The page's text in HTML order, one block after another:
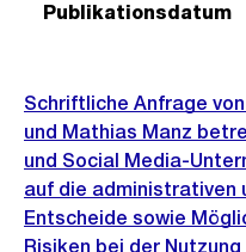
Publikationsdatum
Schriftliche Anfrage
und Mathias Manz
und Social Media-
auf die administrativen
Entscheide sowie
Risiken bei der